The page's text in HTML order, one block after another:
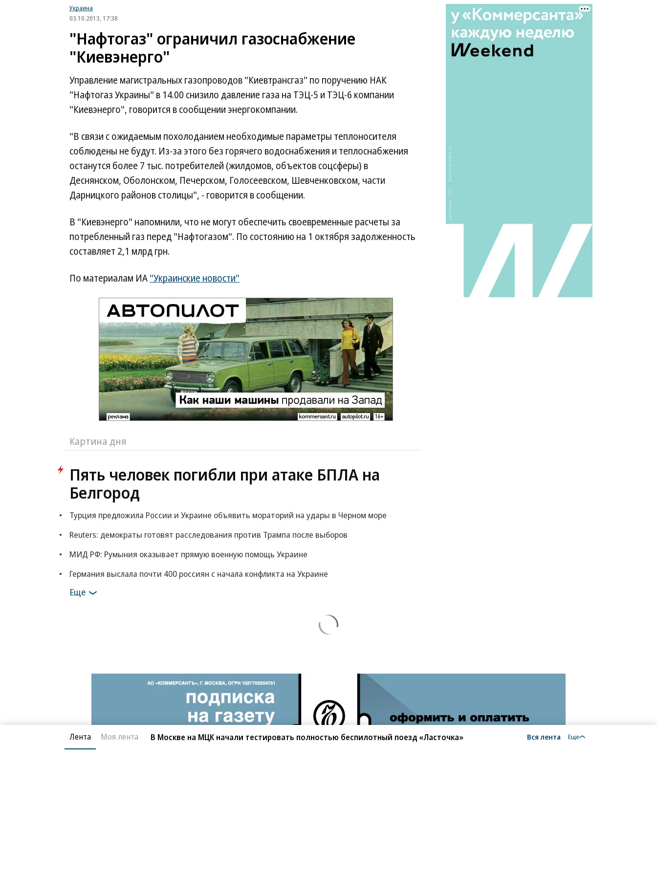
Украина
03.10.2013, 17:38
"Нафтогаз" ограничил газоснабжение
"Киевэнерго"
Управление магистральных газопроводов "Киевтрансгаз" по поручению НАК
"Нафтогаз Украины" в 14.00 снизило давление газа на ТЭЦ-5 и ТЭЦ-6 компании
"Киевэнерго", говорится в сообщении энергокомпании.
"В связи с ожидаемым похолоданием необходимые параметры теплоносителя
соблюдены не будут. Из-за этого без горячего водоснабжения и теплоснабжения
останутся более 7 тыс. потребителей (жилдомов, объектов соцсферы) в
Деснянском, Оболонском, Печерском, Голосеевском, Шевченковском, части
Дарницкого районов столицы", - говорится в сообщении.
В "Киевэнерго" напомнили, что не могут обеспечить своевременные расчеты за
потребленный газ перед "Нафтогазом". По состоянию на 1 октября задолженность
составляет 2,1 млрд грн.
По материалам ИА"Украинские новости"
Картина дня
Пять человек погибли при атаке БПЛА на
Белгород
Турция предложила России и Украине объявить мораторий на удары в Черном море
Reuters: демократы готовят расследования против Трампа после выборов
МИД РФ: Румыния оказывает прямую военную помощь Украине
Германия выслала почти 400 россиян с начала конфликта на Украине
Еще
Лента Моя лента В Москве на МЦК начали тестировать полностью беспилотный поезд «Ласточка» Вся лента Еще